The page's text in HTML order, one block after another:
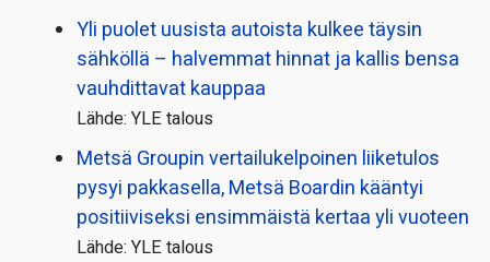
Yli puolet uusista autoista kulkee täysin
sähköllä – halvemmat hinnat ja kallis bensa
vauhdittavat kauppaa
Lähde: YLE talous
Metsä Groupin vertailu­kelpoinen liiketulos
pysyi pakkasella, Metsä Boardin kääntyi
positiiviseksi ensimmäistä kertaa yli vuoteen
Lähde: YLE talous